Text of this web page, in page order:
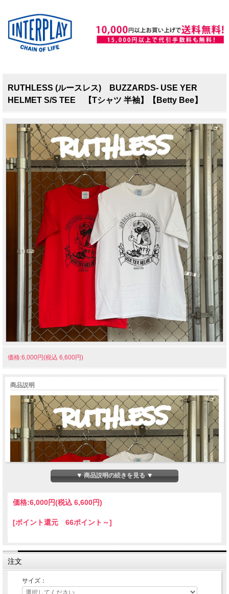
RUTHLESS (ルースレス) BUZZARDS- USE YER
HELMET S/S TEE 【Tシャツ 半袖】【Betty Bee】
価格:6,000円(税込 6,600円)
商品説明
▼ 商品説明の続きを見る ▼
価格:6,000円(税込 6,600円)
[ポイント還元 66ポイント～]
注文
サイズ：